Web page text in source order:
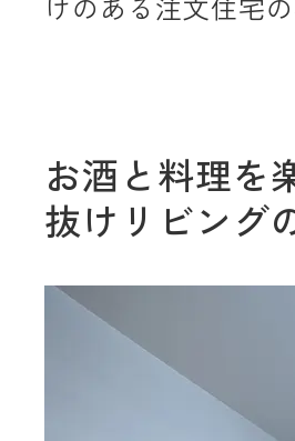
けのある注文住宅
お酒と料理を
抜けリビング